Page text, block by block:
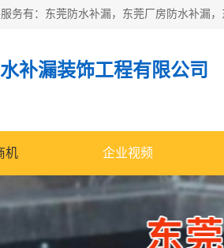
补漏装饰工程有限公司
机 企业视频